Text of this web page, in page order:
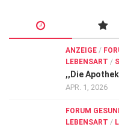
ANZEIGE /
LEBENSART /
,,Die
APR. 1, 2026
FORUM
LEBENSART /